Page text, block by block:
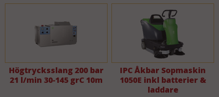
Högtrycksslang 200 bar
21 l/min 30-145 grC 10m
IPC Åkbar Sopmaskin
1050E inkl batterier &
laddare